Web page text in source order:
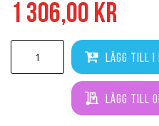
Lägg till i
Lägg till
1 306,00 kr